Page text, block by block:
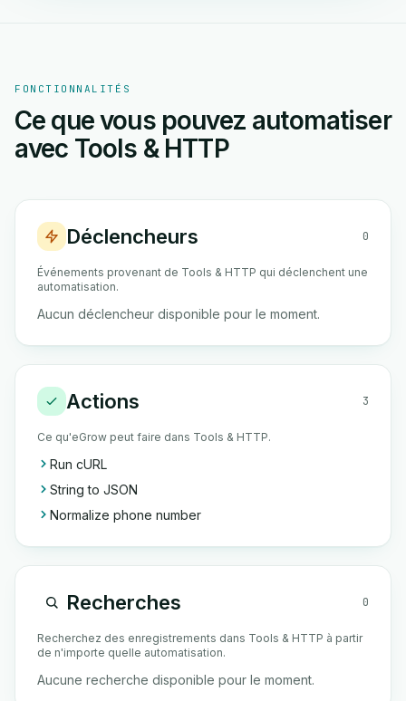
FONCTIONNALITÉS
Ce que vous pouvez automatiser
avec Tools & HTTP
Déclencheurs 0
Événements provenant de Tools & HTTP qui déclenchent une
automatisation.
Aucun déclencheur disponible pour le moment.
Actions 3
Ce qu'eGrow peut faire dans Tools & HTTP.
Run cURL
String to JSON
Normalize phone number
Recherches 0
Recherchez des enregistrements dans Tools & HTTP à partir
de n'importe quelle automatisation.
Aucune recherche disponible pour le moment.